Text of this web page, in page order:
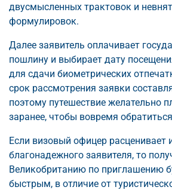
двусмысленных трактовок и
формулировок.
Далее заявитель оплачивает
пошлину и выбирает дату
для сдачи биометрических
срок рассмотрения заявки
поэтому путешествие желательно
заранее, чтобы вовремя
Если визовый офицер расценивает
благонадежного заявителя, то
Великобританию по приглашению
быстрым, в отличие от